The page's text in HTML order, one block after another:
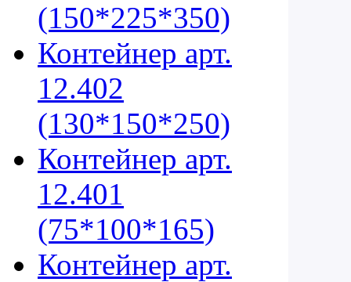
(150*225*350)
Контейнер арт.
12.402
(130*150*250)
Контейнер арт.
12.401
(75*100*165)
Контейнер арт.